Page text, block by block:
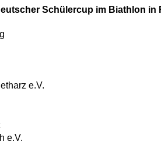
Schülercup im Biathlon in
e.V.
e.V.